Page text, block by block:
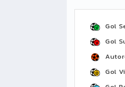
Gol
Gol
Gol